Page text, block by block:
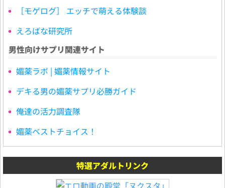
［モゲログ］ エッチで萌える体験談
えろばな研究所
男性向けサプリ関連サイト
媚薬ラボ | 媚薬情報サイト
デキる男の媚薬サプリ必勝ガイド
俺達の活力調査隊
媚薬ベストチョイス！
特選アダルトリンク